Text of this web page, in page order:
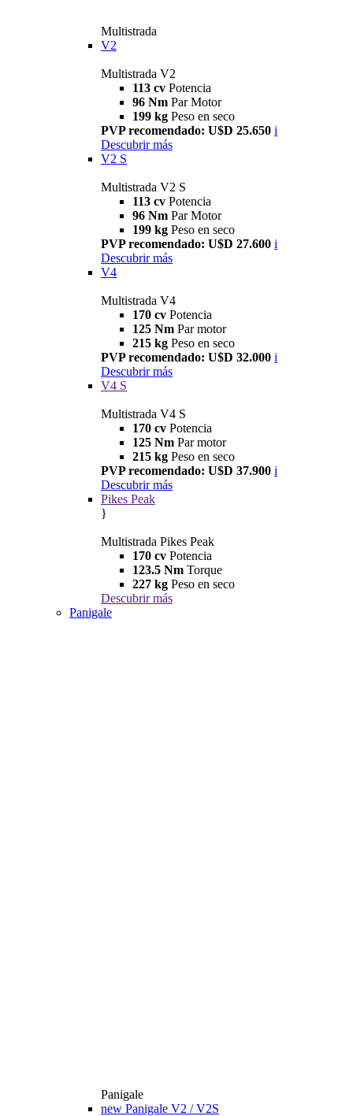
Multistrada
V2
Multistrada V2
113 cv Potencia
96 Nm Par Motor
199 kg Peso en seco
PVP recomendado: U$D 25.650 i
Descubrir más
V2 S
Multistrada V2 S
113 cv Potencia
96 Nm Par Motor
199 kg Peso en seco
PVP recomendado: U$D 27.600 i
Descubrir más
V4
Multistrada V4
170 cv Potencia
125 Nm Par motor
215 kg Peso en seco
PVP recomendado: U$D 32.000 i
Descubrir más
V4 S
Multistrada V4 S
170 cv Potencia
125 Nm Par motor
215 kg Peso en seco
PVP recomendado: U$D 37.900 i
Descubrir más
Pikes Peak
}
Multistrada Pikes Peak
170 cv Potencia
123.5 Nm Torque
227 kg Peso en seco
Descubrir más
Panigale
Panigale
new Panigale V2 / V2S